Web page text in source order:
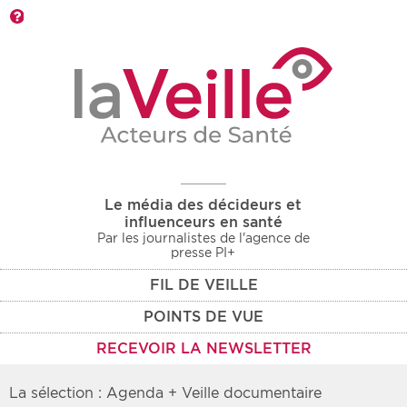
Le média des décideurs et
influenceurs en santé
Par les journalistes de l'agence de
presse PI+
FIL DE VEILLE
POINTS DE VUE
RECEVOIR LA NEWSLETTER
La sélection : Agenda + Veille documentaire